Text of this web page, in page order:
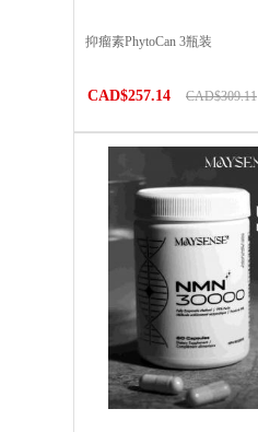
抑瘤素PhytoCan 3瓶装
CAD$257.14 CAD$309.11